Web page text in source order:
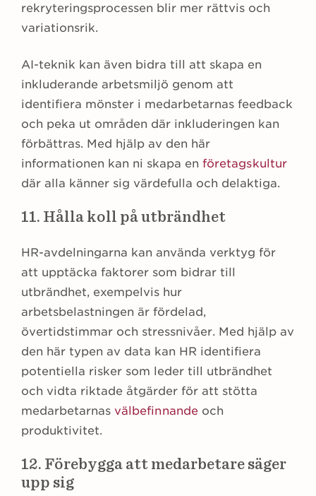
rekryteringsprocessen blir mer rättvis och
variationsrik.
AI-teknik kan även bidra till att skapa en
inkluderande arbetsmiljö genom att
identifiera mönster i medarbetarnas feedback
och peka ut områden där inkluderingen kan
förbättras. Med hjälp av den här
informationen kan ni skapa en företagskultur
där alla känner sig värdefulla och delaktiga.
11. Hålla koll på utbrändhet
HR-avdelningarna kan använda verktyg för
att upptäcka faktorer som bidrar till
utbrändhet, exempelvis hur
arbetsbelastningen är fördelad,
övertidstimmar och stressnivåer. Med hjälp av
den här typen av data kan HR identifiera
potentiella risker som leder till utbrändhet
och vidta riktade åtgärder för att stötta
medarbetarnas välbefinnandeoch
produktivitet.
12. Förebygga att medarbetare säger
upp sig